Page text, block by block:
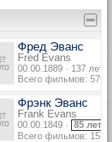
Фред Эванс
Fred Evans
00.00.1889 · 137 лет
Всего фильмов: 579
Фрэнк Эванс
Frank Evans
00.00.1849 · 85 лет
Всего фильмов: 152